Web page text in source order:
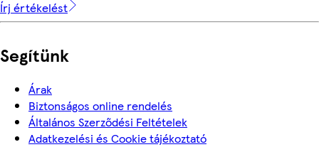
Írj értékelést
Segítünk
Árak
Biztonságos online rendelés
Általános Szerződési Feltételek
Adatkezelési és Cookie tájékoztató